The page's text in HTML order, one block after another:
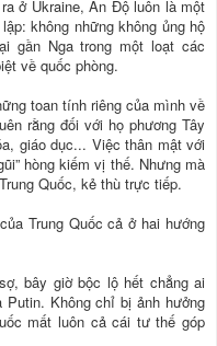
ở Ukraine, Ấn Độ luôn là một
không những không ủng hộ
gần Nga trong một loạt các
về quốc phòng.
toan tính riêng của mình về
rằng đối với họ phương Tây
giáo dục... Việc thân mật với
hòng kiếm vị thế. Nhưng mà
Quốc, kẻ thù trực tiếp.
Trung Quốc cả ở hai hướng
bây giờ bộc lộ hết chẳng ai
Putin. Không chỉ bị ảnh hưởng
mất luôn cả cái tư thế góp